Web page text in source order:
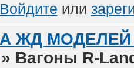
Войдите или
ЖД МОДЕЛЕЙ
» Вагоны R-